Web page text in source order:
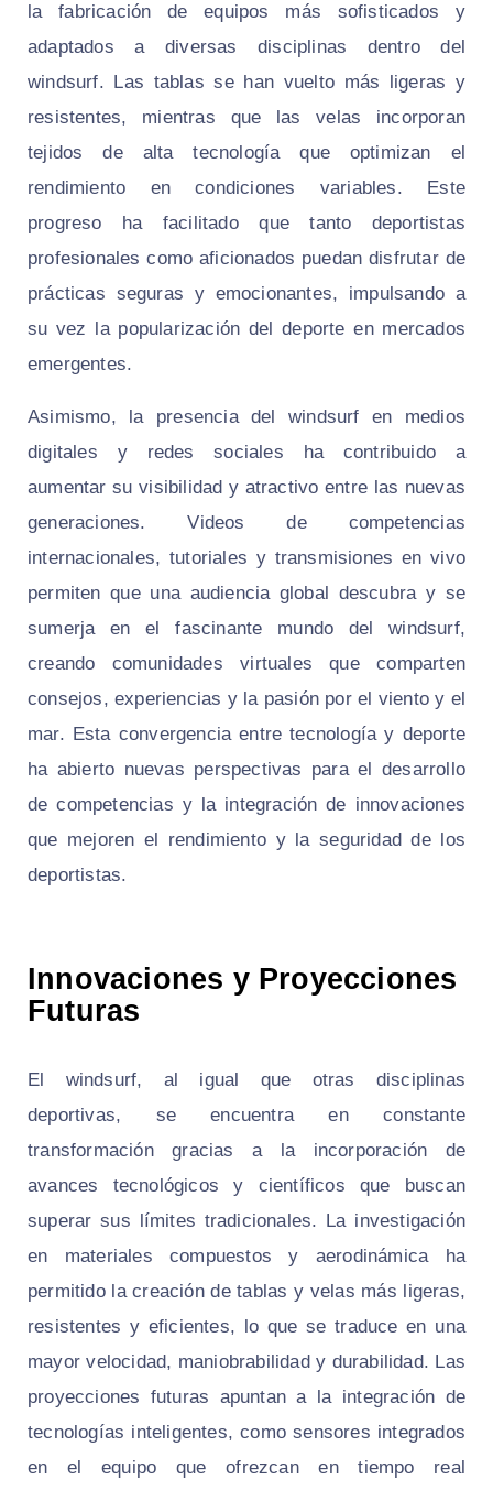
la fabricación de equipos más sofisticados y
adaptados a diversas disciplinas dentro del
windsurf. Las tablas se han vuelto más ligeras y
resistentes, mientras que las velas incorporan
tejidos de alta tecnología que optimizan el
rendimiento en condiciones variables. Este
progreso ha facilitado que tanto deportistas
profesionales como aficionados puedan disfrutar de
prácticas seguras y emocionantes, impulsando a
su vez la popularización del deporte en mercados
emergentes.
Asimismo, la presencia del windsurf en medios
digitales y redes sociales ha contribuido a
aumentar su visibilidad y atractivo entre las nuevas
generaciones. Videos de competencias
internacionales, tutoriales y transmisiones en vivo
permiten que una audiencia global descubra y se
sumerja en el fascinante mundo del windsurf,
creando comunidades virtuales que comparten
consejos, experiencias y la pasión por el viento y el
mar. Esta convergencia entre tecnología y deporte
ha abierto nuevas perspectivas para el desarrollo
de competencias y la integración de innovaciones
que mejoren el rendimiento y la seguridad de los
deportistas.
Innovaciones y Proyecciones
Futuras
El windsurf, al igual que otras disciplinas
deportivas, se encuentra en constante
transformación gracias a la incorporación de
avances tecnológicos y científicos que buscan
superar sus límites tradicionales. La investigación
en materiales compuestos y aerodinámica ha
permitido la creación de tablas y velas más ligeras,
resistentes y eficientes, lo que se traduce en una
mayor velocidad, maniobrabilidad y durabilidad. Las
proyecciones futuras apuntan a la integración de
tecnologías inteligentes, como sensores integrados
en el equipo que ofrezcan en tiempo real